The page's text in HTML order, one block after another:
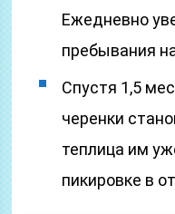
Ежедневно
пребывания
Спустя 1,5
черенки
теплица им
пикировке в